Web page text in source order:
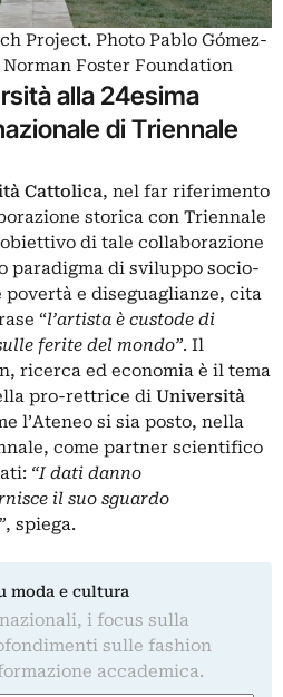
Project. Photo Pablo Gómez-
Foster Foundation
alla 24esima
di Triennale
Cattolica, nel far riferimento
storica con Triennale
di tale collaborazione
paradigma di sviluppo socio-
e diseguaglianze, cita
“l’artista è custode di
ferite del mondo”. Il
ricerca ed economia è il tema
pro-rettrice di Università
l’Ateneo si sia posto, nella
come partner scientifico
“I dati danno
il suo sguardo
, spiega.
moda e cultura
i focus sulla
sulle fashion
accademica.